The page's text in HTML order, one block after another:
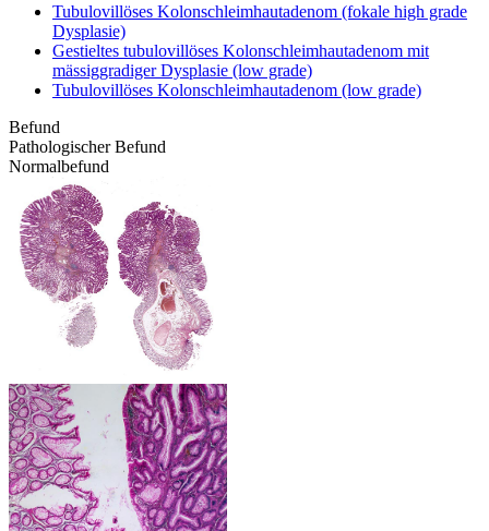
Tubulovillöses Kolonschleimhautadenom (fokale high grade
Dysplasie)
Gestieltes tubulovillöses Kolonschleimhautadenom mit
mässiggradiger Dysplasie (low grade)
Tubulovillöses Kolonschleimhautadenom (low grade)
Befund
Pathologischer Befund
Normalbefund